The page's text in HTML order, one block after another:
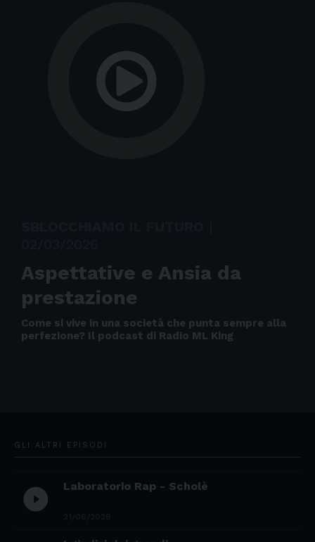
Aspettative e Ansia da
prestazione
Come si vive in una società che punta sempre alla
perfezione? Il podcast di Radio ML King
GLI ALTRI EPISODI
play_circle_filled Laboratorio Rap - Scholè